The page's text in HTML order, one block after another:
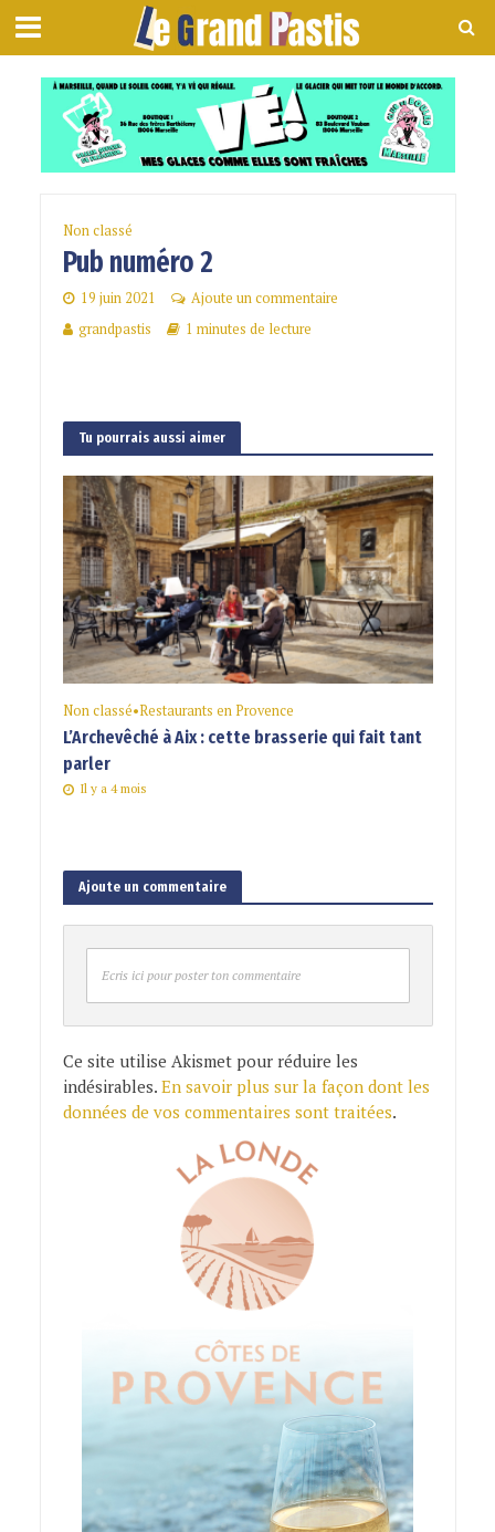
Non classé
Pub numéro 2
19 juin 2021
Ajoute un commentaire
grandpastis
1 minutes de lecture
Tu pourrais aussi aimer
Non classé•Restaurants en Provence
L’Archevêché à Aix : cette brasserie qui fait tant
parler
Il y a 4 mois
Ajoute un commentaire
Ecris ici pour poster ton commentaire
Ce site utilise Akismet pour réduire les
indésirables. En savoir plus sur la façon dont les
données de vos commentaires sont traitées.